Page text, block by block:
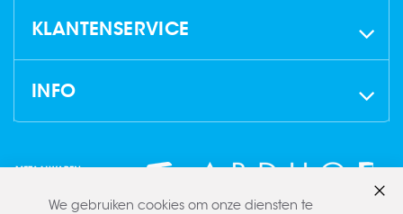
KLANTENSERVICE
INFO
We gebruiken cookies om onze diensten te